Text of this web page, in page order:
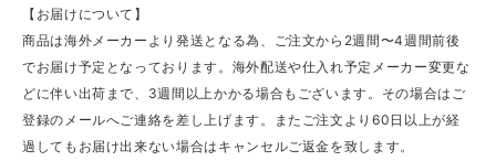
【お届けについて】
商品は海外メーカーより発送となる為、ご注文から2週間〜4週間前後
でお届け予定となっております。海外配送や仕入れ予定メーカー変更な
どに伴い出荷まで、3週間以上かかる場合もございます。その場合はご
登録のメールへご連絡を差し上げます。またご注文より60日以上が経
過してもお届け出来ない場合はキャンセルご返金を致します。